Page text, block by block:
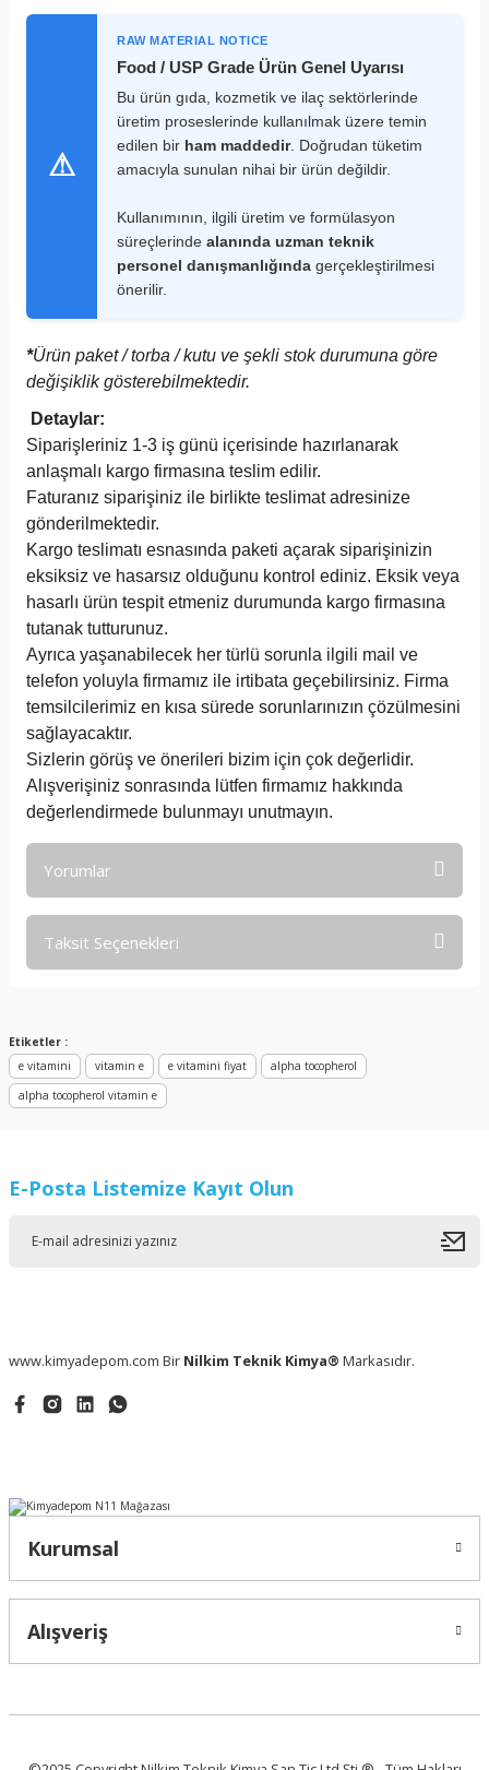
⚠
RAW MATERIAL NOTICE
Food / USP Grade Ürün Genel Uyarısı
Bu ürün gıda, kozmetik ve ilaç sektörlerinde
üretim proseslerinde kullanılmak üzere temin
edilen bir ham maddedir. Doğrudan tüketim
amacıyla sunulan nihai bir ürün değildir.
Kullanımının, ilgili üretim ve formülasyon
süreçlerinde alanında uzman teknik
personel danışmanlığında gerçekleştirilmesi
önerilir.
*Ürün paket / torba / kutu ve şekli stok durumuna göre
değişiklik gösterebilmektedir.
Detaylar:
Siparişleriniz 1-3 iş günü içerisinde hazırlanarak
anlaşmalı kargo firmasına teslim edilir.
Faturanız siparişiniz ile birlikte teslimat adresinize
gönderilmektedir.
Kargo teslimatı esnasında paketi açarak siparişinizin
eksiksiz ve hasarsız olduğunu kontrol ediniz. Eksik veya
hasarlı ürün tespit etmeniz durumunda kargo firmasına
tutanak tutturunuz.
Ayrıca yaşanabilecek her türlü sorunla ilgili mail ve
telefon yoluyla firmamız ile irtibata geçebilirsiniz. Firma
temsilcilerimiz en kısa sürede sorunlarınızın çözülmesini
sağlayacaktır.
Sizlerin görüş ve önerileri bizim için çok değerlidir.
Alışverişiniz sonrasında lütfen firmamız hakkında
değerlendirmede bulunmayı unutmayın.
Yorumlar
Taksit Seçenekleri
Etiketler :
e vitamini
vitamin e e vitamini fiyat
alpha tocopherol
alpha tocopherol vitamin e
E-Posta Listemize Kayıt Olun
www.kimyadepom.com Bir Nilkim Teknik Kimya® Markasıdır.
Kurumsal
Alışveriş